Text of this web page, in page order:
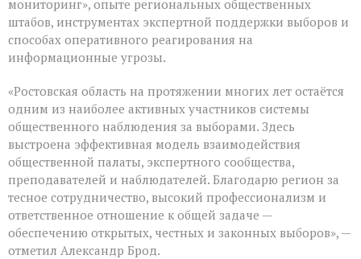
мониторинг», опыте региональных общественных
штабов, инструментах экспертной поддержки выборов и
способах оперативного реагирования на
информационные угрозы.
«Ростовская область на протяжении многих лет остаётся
одним из наиболее активных участников системы
общественного наблюдения за выборами. Здесь
выстроена эффективная модель взаимодействия
общественной палаты, экспертного сообщества,
преподавателей и наблюдателей. Благодарю регион за
тесное сотрудничество, высокий профессионализм и
ответственное отношение к общей задаче —
обеспечению открытых, честных и законных выборов», —
отметил Александр Брод.